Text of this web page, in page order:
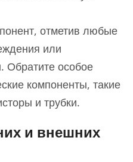
отметив любые
или
Обратите особое
компоненты, такие
и трубки.
и внешних